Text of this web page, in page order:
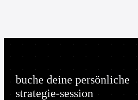
buche deine persönliche
strategie-session